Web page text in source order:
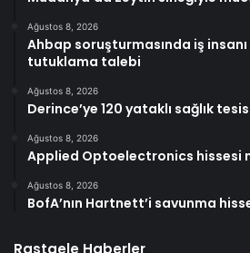
Ağustos 8, 2026
Ahbap soruşturmasında iş insanı
tutuklama talebi
Ağustos 8, 2026
Derince’ye 120 yataklı sağlık
Ağustos 8, 2026
Applied Optoelectronics hissesi
Ağustos 8, 2026
BofA’nın Hartnett’i savunma
Rastgele Haberler